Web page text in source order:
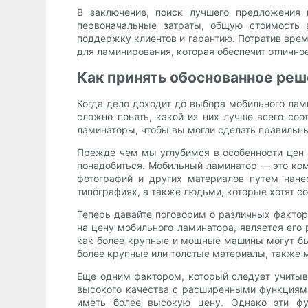
В заключение, поиск лучшего
первоначальные затраты, общую
поддержку клиентов и гарантию. Потратив
для ламинирования, которая обеспечит
Как принять обоснованное
Когда дело доходит до выбора мобильного
сложно понять, какой из них лучше всего
ламинаторы, чтобы вы могли сделать
Прежде чем мы углубимся в особенности
понадобиться. Мобильный ламинатор — это
фотографий и других материалов путем
типографиях, а также людьми, которые хотят
Теперь давайте поговорим о различных
на цену мобильного ламинатора, является
как более крупные и мощные машины могут
более крупные или толстые материалы, также
Еще одним фактором, который следует
высокого качества с расширенными
иметь более высокую цену. Однако эти